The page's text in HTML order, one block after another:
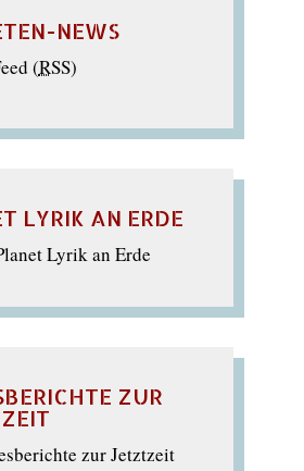
NEWS
(RSS)
LYRIK AN ERDE
ZUR